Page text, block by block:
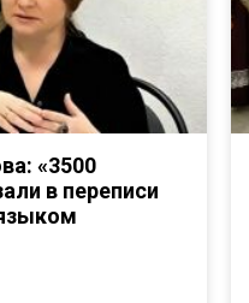
«3500
в переписи